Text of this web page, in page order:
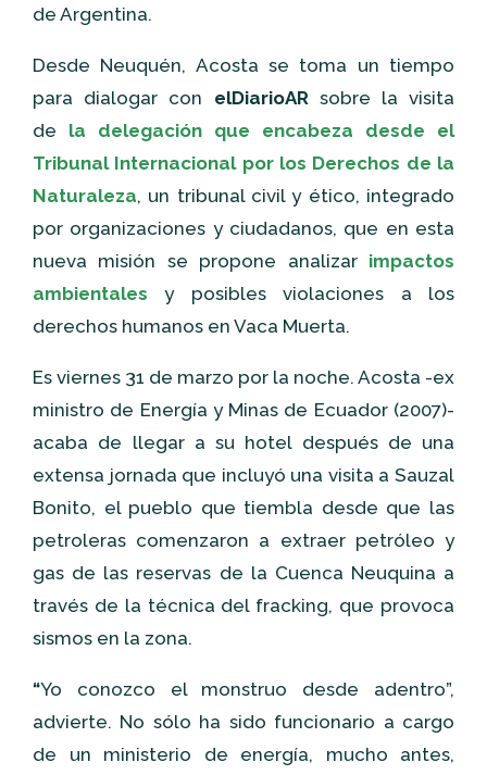
de Argentina.
Desde Neuquén, Acosta se toma un tiempo
para dialogar con elDiarioAR sobre la visita
de la delegación que encabeza desde el
Tribunal Internacional por los Derechos de la
Naturaleza, un tribunal civil y ético, integrado
por organizaciones y ciudadanos, que en esta
nueva misión se propone analizar impactos
ambientales y posibles violaciones a los
derechos humanos en Vaca Muerta.
Es viernes 31 de marzo por la noche. Acosta -ex
ministro de Energía y Minas de Ecuador (2007)-
acaba de llegar a su hotel después de una
extensa jornada que incluyó una visita a Sauzal
Bonito, el pueblo que tiembla desde que las
petroleras comenzaron a extraer petróleo y
gas de las reservas de la Cuenca Neuquina a
través de la técnica del fracking, que provoca
sismos en la zona.
“Yo conozco el monstruo desde adentro”,
advierte. No sólo ha sido funcionario a cargo
de un ministerio de energía, mucho antes,